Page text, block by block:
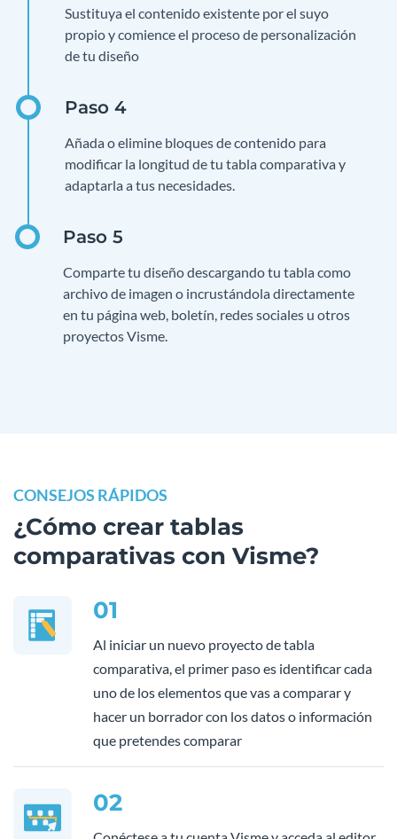
Sustituya el contenido existente por el suyo
propio y comience el proceso de personalización
de tu diseño
Añada o elimine bloques de contenido para
modificar la longitud de tu tabla comparativa y
adaptarla a tus necesidades.
Comparte tu diseño descargando tu tabla como
archivo de imagen o incrustándola directamente
en tu página web, boletín, redes sociales u otros
proyectos Visme.
CONSEJOS RÁPIDOS
¿Cómo crear tablas
comparativas con Visme?
01
Al iniciar un nuevo proyecto de tabla
comparativa, el primer paso es identificar cada
uno de los elementos que vas a comparar y
hacer un borrador con los datos o información
que pretendes comparar
02